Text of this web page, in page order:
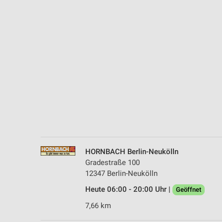
HORNBACH Berlin-Neukölln
Gradestraße 100
12347 Berlin-Neukölln
Heute 06:00 - 20:00 Uhr |
Geöffnet
7,66 km